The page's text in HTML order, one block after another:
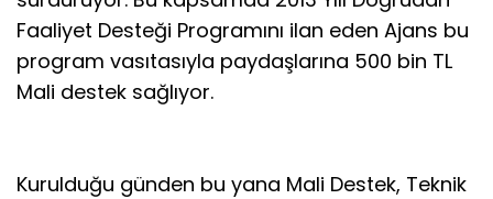
Faaliyet Desteği Programını ilan eden Ajans bu
program vasıtasıyla paydaşlarına 500 bin TL
Mali destek sağlıyor.
Kurulduğu günden bu yana Mali Destek, Teknik